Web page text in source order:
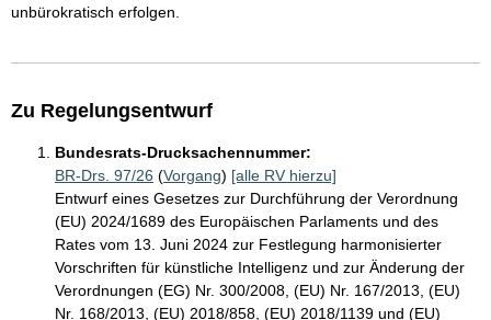
unbürokratisch erfolgen.
Zu Regelungsentwurf
Bundesrats-Drucksachennummer:
BR-Drs. 97/26 (Vorgang) [alle RV hierzu]
Entwurf eines Gesetzes zur Durchführung der Verordnung
(EU) 2024/1689 des Europäischen Parlaments und des
Rates vom 13. Juni 2024 zur Festlegung harmonisierter
Vorschriften für künstliche Intelligenz und zur Änderung der
Verordnungen (EG) Nr. 300/2008, (EU) Nr. 167/2013, (EU)
Nr. 168/2013, (EU) 2018/858, (EU) 2018/1139 und (EU)